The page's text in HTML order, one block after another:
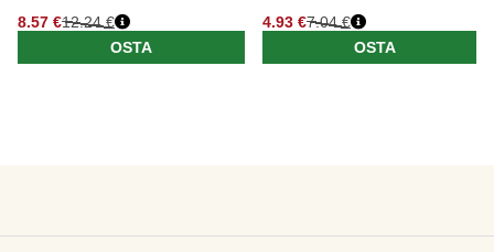
8.57 €12.24 €
OSTA
4.93 €7.04 €
OSTA